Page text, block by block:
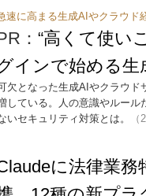
速に高まる生成AIやクラウド
： “高くて使い
インで始める
欠となった生成AIやクラウ
している。人の意識やルー
いセキュリティ対策とは。
に法律業